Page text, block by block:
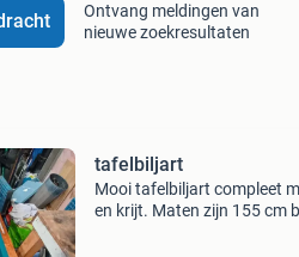
Ontvang meldingen van
nieuwe zoekresultaten
tafelbiljart
Mooi tafelbiljart compleet
en krijt. Maten zijn 155 cm